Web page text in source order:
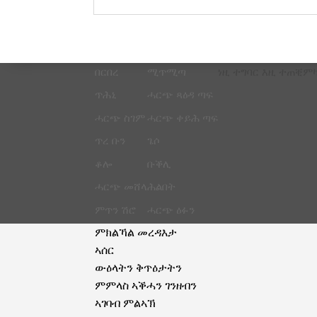
በርበረ
ሚጥሚጣ
ነዚ ተግባር እዚ
ምክልኻል መረዳእታ
ኣሰር
ውዕላትን ቅጥዕታትን
ምምላስ ኣቕሓን ገንዘብን
ኣገባብ ምልኣኽ